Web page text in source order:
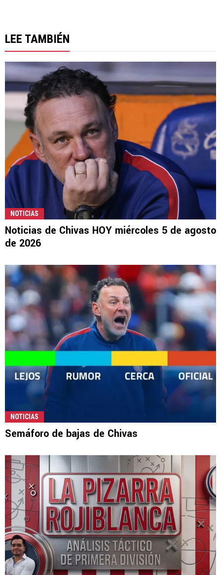
LEE TAMBIÉN
NOTICIAS
Noticias de Chivas HOY miércoles 5 de agosto
de 2026
NOTICIAS
Semáforo de bajas de Chivas